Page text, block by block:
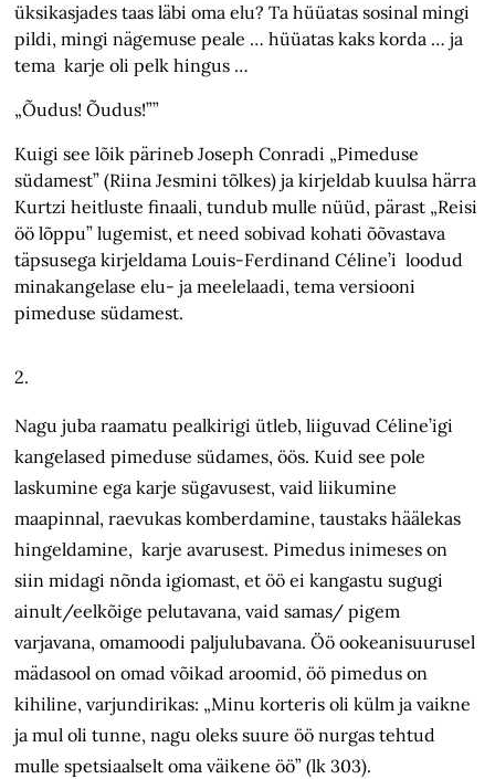
üksikasjades taas läbi oma elu? Ta hüüatas sosinal mingi
pildi, mingi nägemuse peale … hüüatas kaks korda … ja
tema karje oli pelk hingus …
„Õudus! Õudus!””
Kuigi see lõik pärineb Joseph Conradi „Pimeduse
südamest” (Riina Jesmini tõlkes) ja kirjeldab kuulsa härra
Kurtzi heitluste finaali, tundub mulle nüüd, pärast „Reisi
öö lõppu” lugemist, et need sobivad kohati õõvastava
täpsusega kirjeldama Louis-Ferdinand Céline’i loodud
minakangelase elu- ja meelelaadi, tema versiooni
pimeduse südamest.
2.
Nagu juba raamatu pealkirigi ütleb, liiguvad Céline’igi
kangelased pimeduse südames, öös. Kuid see pole
laskumine ega karje sügavusest, vaid liikumine
maapinnal, raevukas komberdamine, taustaks häälekas
hingeldamine, karje avarusest. Pimedus inimeses on
siin midagi nõnda igiomast, et öö ei kangastu sugugi
ainult/eelkõige pelutavana, vaid samas/ pigem
varjavana, omamoodi paljulubavana. Öö ookeanisuurusel
mädasool on omad võikad aroomid, öö pimedus on
kihiline, varjundirikas: „Minu korteris oli külm ja vaikne
ja mul oli tunne, nagu oleks suure öö nurgas tehtud
mulle spetsiaalselt oma väikene öö” (lk 303).